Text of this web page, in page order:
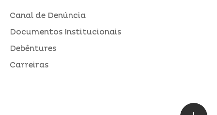
Canal de Denúncia
Documentos Institucionais
Debêntures
Carreiras